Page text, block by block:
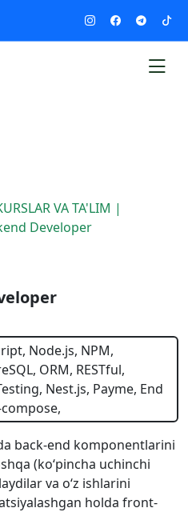
VA TA'LIM |
Developer
Node.js, NPM,
ORM, RESTful,
Nest.js, Payme, End
back-end komponentlarini
(koʻpincha uchinchi
va oʻz ishlarini
holda front-